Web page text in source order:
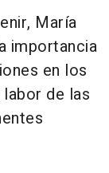
María
importancia
en los
de las